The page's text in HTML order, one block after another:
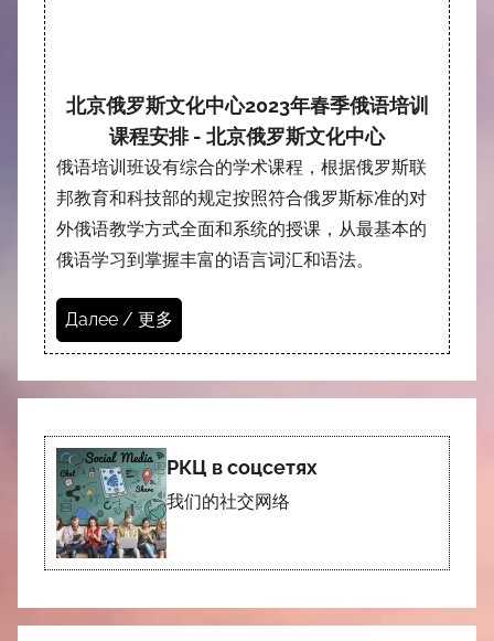
北京俄罗斯文化中心2023年春季俄语培训
课程安排 - 北京俄罗斯文化中心
俄语培训班设有综合的学术课程，根据俄罗斯联
邦教育和科技部的规定按照符合俄罗斯标准的对
外俄语教学方式全面和系统的授课，从最基本的
俄语学习到掌握丰富的语言词汇和语法。
Далее / 更多
РКЦ в соцсетях
我们的社交网络